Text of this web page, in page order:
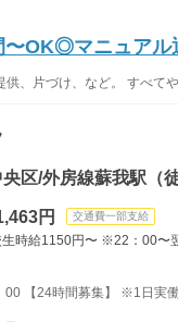
OK◎マニュアル
、片づけ、など。 すべて
区/外房線蘇我駅（徒
円 交通費一部支給
生時給1150円〜 ※22：00
00 【24時間募集】 ※1日実